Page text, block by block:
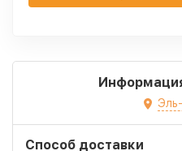
Способ доставки